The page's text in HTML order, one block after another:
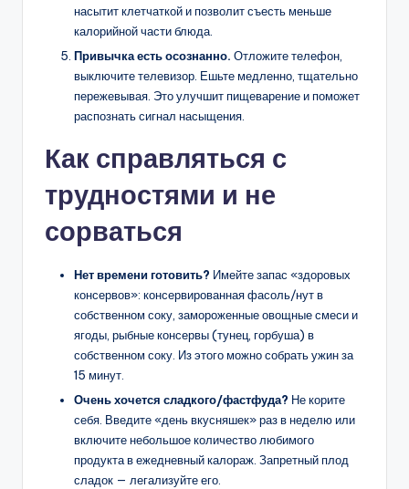
насытит клетчаткой и позволит съесть меньше
калорийной части блюда.
Привычка есть осознанно. Отложите телефон,
выключите телевизор. Ешьте медленно, тщательно
пережевывая. Это улучшит пищеварение и поможет
распознать сигнал насыщения.
Как справляться с
трудностями и не
сорваться
Нет времени готовить? Имейте запас «здоровых
консервов»: консервированная фасоль/нут в
собственном соку, замороженные овощные смеси и
ягоды, рыбные консервы (тунец, горбуша) в
собственном соку. Из этого можно собрать ужин за
15 минут.
Очень хочется сладкого/фастфуда? Не корите
себя. Введите «день вкусняшек» раз в неделю или
включите небольшое количество любимого
продукта в ежедневный калораж. Запретный плод
сладок — легализуйте его.